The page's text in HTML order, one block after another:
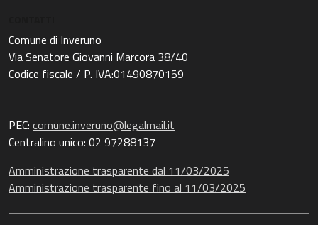
Comune di Inveruno
Via Senatore Giovanni Marcora 38/40
Codice fiscale / P. IVA:01490870159
PEC: comune.inveruno@legalmail.it
Centralino unico: 02 97288137
Amministrazione trasparente dal 11/03/2025
Amministrazione trasparente fino al 11/03/2025